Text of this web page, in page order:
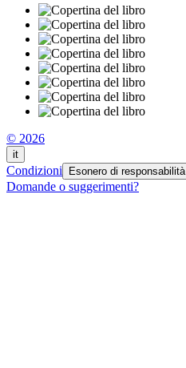
© 2026
it
Condizioni Esonero di responsabilità
Domande o suggerimenti?